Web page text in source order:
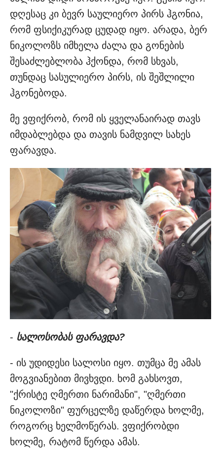
დღესაც კი ბევრ საულიერო პირს ჰგონია,
რომ ფსიქიკურად ცუდად იყო. არადა, ბერ
ნიკოლოზს იმხელა ძალა და გონების
შესაძლებლობა ჰქონდა, რომ სხვას,
თუნდაც სასულიერო პირს, ის შეშლილი
ჰგონებოდა.
მე ვფიქრობ, რომ ის ყველანაირად თავს
იმდაბლებდა და თავის ნამდვილ სახეს
ფარავდა.
- სალოსობას ფარავდა?
- ის უდიდესი სალოსი იყო. თუმცა მე ამას
მოგვიანებით მივხვდი. ხომ გახსოვთ,
"ქრისტე ღმერთი ნარიმანი", "ღმერთი
ნიკოლოზი" ფურცელზე დაწერდა ხოლმე,
როგორც ხელმოწერას. ვფიქრობდი
ხოლმე, რატომ წერდა ამას.